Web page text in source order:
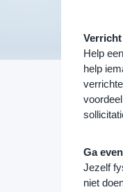
Verricht
Help
help
Ga
Jezelf
niet